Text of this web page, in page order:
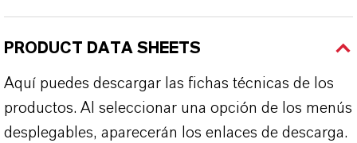
PRODUCT DATA SHEETS
Aquí puedes descargar las fichas técnicas de los
productos. Al seleccionar una opción de los menús
desplegables, aparecerán los enlaces de descarga.